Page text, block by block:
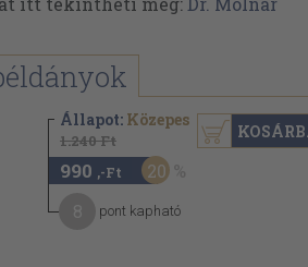
Állapot: Közepes
1.240 Ft
990 ,-Ft 20
pont kapható